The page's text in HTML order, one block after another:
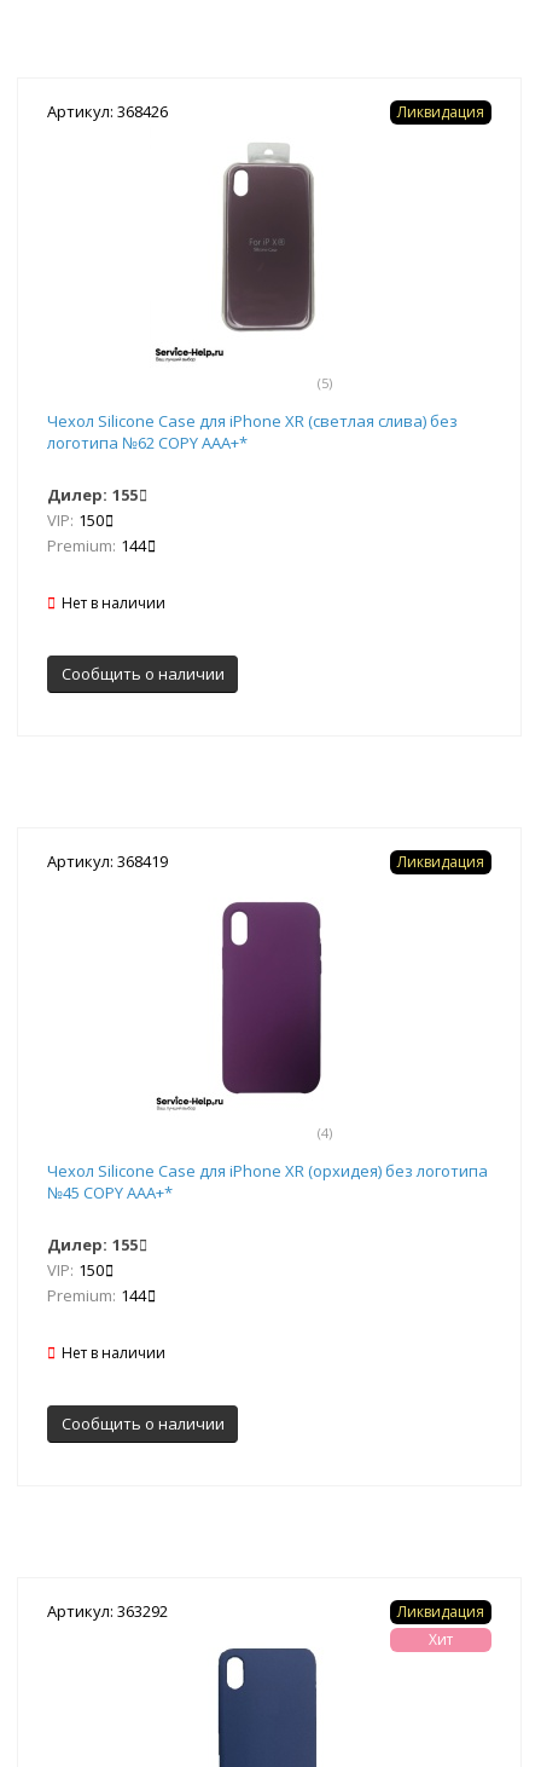
Артикул: 368426
(5)
Ликвидация
Чехол Silicone Case для iPhone XR (светлая слива) без
логотипа №62 COPY AAA+*
Дилер: 155
VIP: 150
Premium: 144
Нет в наличии
Сообщить о наличии
Артикул: 368419
(4)
Ликвидация
Чехол Silicone Case для iPhone XR (орхидея) без логотипа
№45 COPY ААА+*
Дилер: 155
VIP: 150
Premium: 144
Нет в наличии
Сообщить о наличии
Артикул: 363292
Ликвидация
Хит